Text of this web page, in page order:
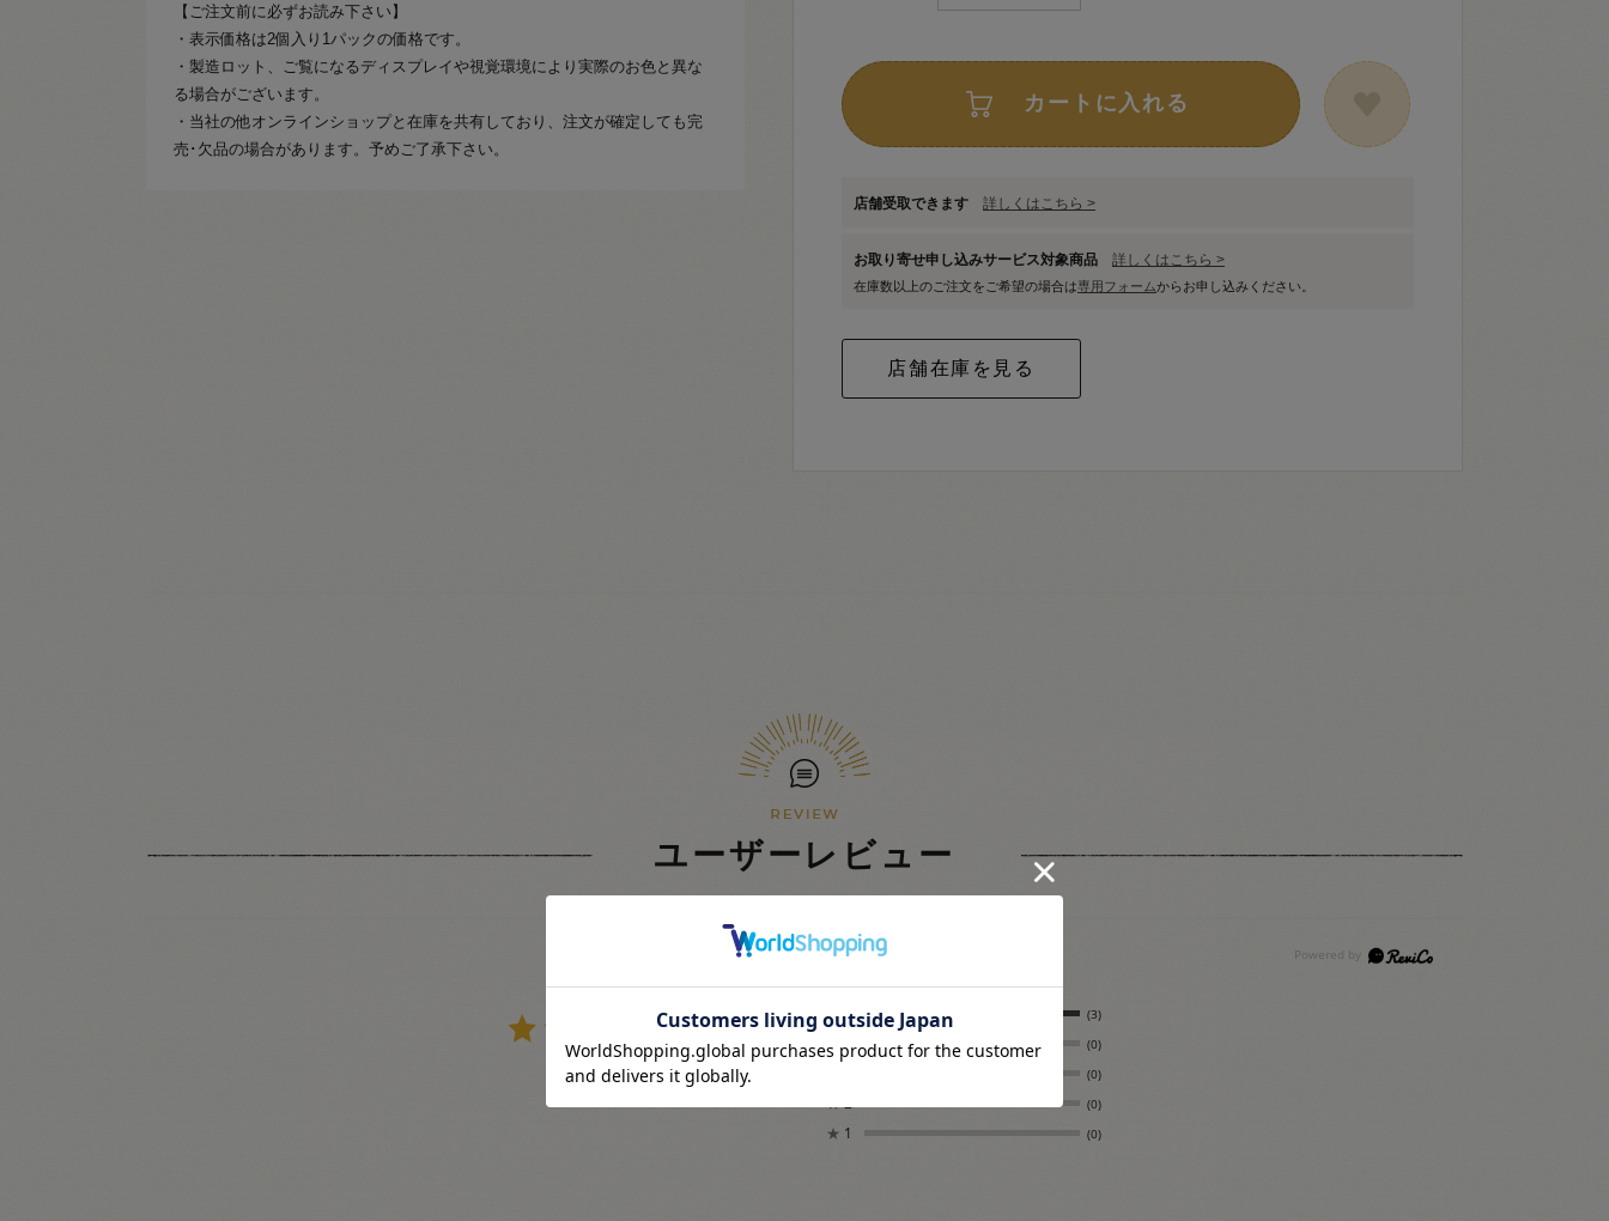
【ご注文前に必ずお読み下さい】
・表示価格は2個入り1パックの価格です。
・製造ロット、ご覧になるディスプレイや視覚環境により実際のお色と異な
る場合がございます。
・当社の他オンラインショップと在庫を共有しており、注文が確定しても完
売･欠品の場合があります。予めご了承下さい。
カートに入れる
店舗受取できます 詳しくはこちら >
お取り寄せ申し込みサービス対象商品 詳しくはこちら >
在庫数以上のご注文をご希望の場合は専用フォームからお申し込みください。
ユーザーレビュー
5.0
レビュー件数： 3件
★ 5 (3)
★ 4 (0)
(0)
★2 (0)
★ 1 (0)